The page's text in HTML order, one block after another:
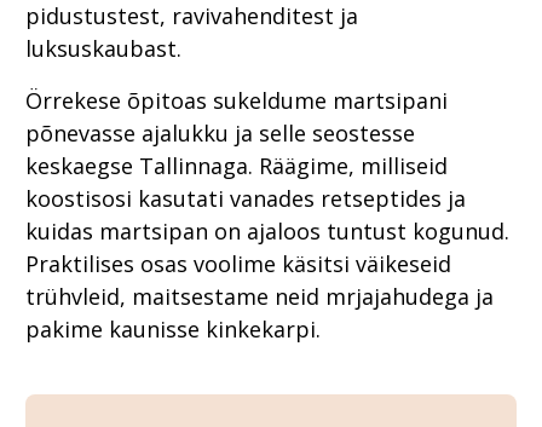
pidustustest, ravivahenditest ja
luksuskaubast.
Örrekese õpitoas sukeldume martsipani
põnevasse ajalukku ja selle seostesse
keskaegse Tallinnaga. Räägime, milliseid
koostisosi kasutati vanades retseptides ja
kuidas martsipan on ajaloos tuntust kogunud.
Praktilises osas voolime käsitsi väikeseid
trühvleid, maitsestame neid mrjajahudega ja
pakime kaunisse kinkekarpi.